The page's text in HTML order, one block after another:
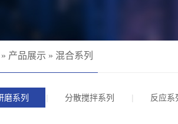
» 产品展示 » 混合系列
磨系列 分散搅拌系列 反应系